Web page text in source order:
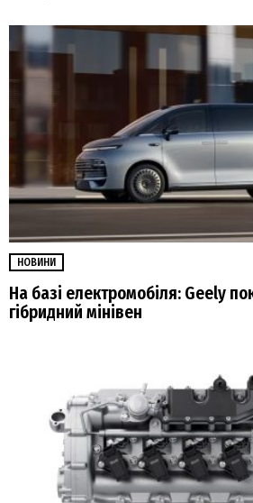
НОВИНИ
На базі електромобіля: Geely
гібридний мінівен